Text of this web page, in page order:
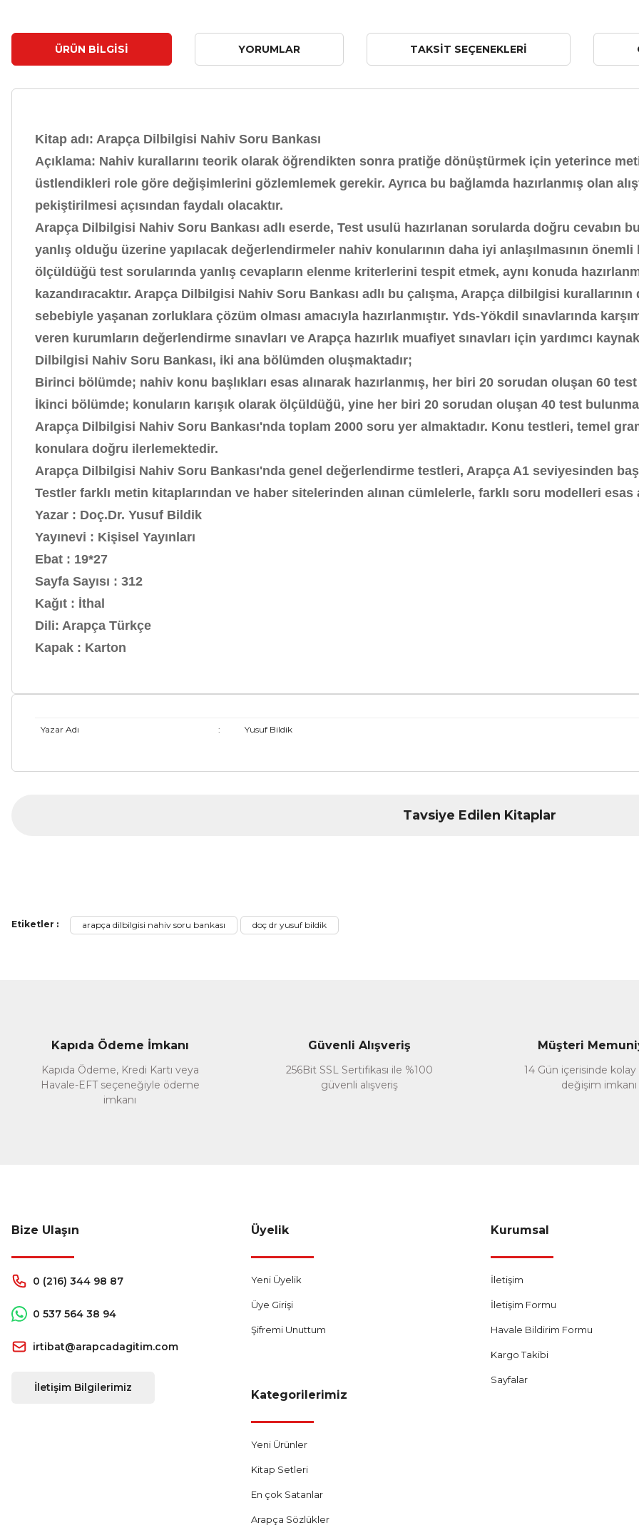
ÜRÜN BILGISI YORUMLAR TAKSIT SEÇENEKLERI
Kitap adı: Arapça Dilbilgisi Nahiv Soru Bankası
Açıklama: Nahiv kurallarını teorik olarak öğrendikten sonra pratiğe dönüştürmek için yeterince
üstlendikleri role göre değişimlerini gözlemlemek gerekir. Ayrıca bu bağlamda hazırlanmış olan
pekiştirilmesi açısından faydalı olacaktır.
Arapça Dilbilgisi Nahiv Soru Bankası adlı eserde, Test usulü hazırlanan sorularda doğru cevabın
yanlış olduğu üzerine yapılacak değerlendirmeler nahiv konularının daha iyi anlaşılmasının
ölçüldüğü test sorularında yanlış cevapların elenme kriterlerini tespit etmek, aynı konuda
kazandıracaktır. Arapça Dilbilgisi Nahiv Soru Bankası adlı bu çalışma, Arapça dilbilgisi kurallarının
sebebiyle yaşanan zorluklara çözüm olması amacıyla hazırlanmıştır. Yds-Yökdil sınavlarında
veren kurumların değerlendirme sınavları ve Arapça hazırlık muafiyet sınavları için yardımcı
Dilbilgisi Nahiv Soru Bankası, iki ana bölümden oluşmaktadır;
Birinci bölümde; nahiv konu başlıkları esas alınarak hazırlanmış, her biri 20 sorudan oluşan 60
İkinci bölümde; konuların karışık olarak ölçüldüğü, yine her biri 20 sorudan oluşan 40 test
Arapça Dilbilgisi Nahiv Soru Bankası'nda toplam 2000 soru yer almaktadır. Konu testleri, temel
konulara doğru ilerlemektedir.
Arapça Dilbilgisi Nahiv Soru Bankası'nda genel değerlendirme testleri, Arapça A1 seviyesinden
Testler farklı metin kitaplarından ve haber sitelerinden alınan cümlelerle, farklı soru modelleri esas
Yazar : Doç.Dr. Yusuf Bildik
Yayınevi : Kişisel Yayınları
Ebat : 19*27
Sayfa Sayısı : 312
Kağıt : İthal
Dili: Arapça Türkçe
Kapak : Karton
Yazar Adı : Yusuf Bildik
Bu ürüne ilk yorumu siz yapın!
Bu ürüne benzer farklı alternatifler olmalı.
Tavsiye Edilen Kitaplar
Mecmuatül Nahiv
Etiketler : arapça dilbilgisi nahiv soru bankası doç dr yusuf bildik
Kapıda Ödeme İmkanı
Kapıda Ödeme, Kredi Kartı veya
Havale-EFT seçeneğiyle ödeme
imkanı
Güvenli Alışveriş
256Bit SSL Sertifikası ile %100
güvenli alışveriş
Müşteri
14 Gün içerisinde kolay
değişim imkanı
Bize Ulaşın
0 (216) 344 98 87
0 537 564 38 94
irtibat@arapcadagitim.com
İletişim Bilgilerimiz
Üyelik
Yeni Üyelik
Üye Girişi
Şifremi Unuttum
Kurumsal
İletişim
İletişim Formu
Havale Bildirim Formu
Kargo Takibi
Sayfalar
Kategorilerimiz
Yeni Ürünler
Kitap Setleri
En çok Satanlar
Arapça Sözlükler